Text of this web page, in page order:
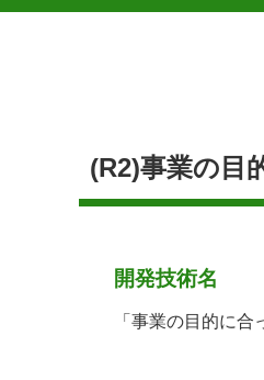
土地利用型作物
野菜
果樹・花き
加工・流通
経営･現地情報
環境病害虫
畜産
森林林業
水産
基幹種雄牛の紹介
(R2)事業の目
開発技術名
「事業の目的に